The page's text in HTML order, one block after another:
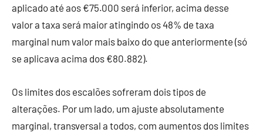
aplicado até aos €75.000 será inferior, acima desse
valor a taxa será maior atingindo os 48% de taxa
marginal num valor mais baixo do que anteriormente (só
se aplicava acima dos €80.882).
Os limites dos escalões sofreram dois tipos de
alterações. Por um lado, um ajuste absolutamente
marginal, transversal a todos, com aumentos dos limites